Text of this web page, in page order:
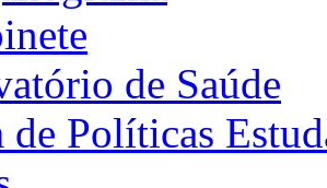
de Saúde
de Políticas